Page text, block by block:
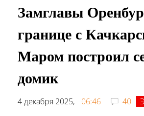
Замглавы
границе с
Маром построил
домик
4 декабря 2025, 06:46 40